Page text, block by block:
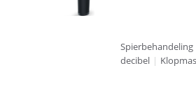
Spierbehandeling
decibel |